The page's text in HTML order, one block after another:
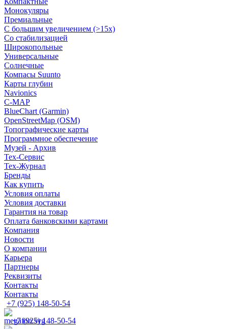
Монокуляры
Премиальные
С большим увеличением (>15x)
Со стабилизацией
Широкопольные
Универсальные
Солнечные
Компасы Suunto
Карты глубин
Navionics
C-MAP
BlueChart (Garmin)
OpenStreetMap (OSM)
Топографические карты
Программное обеспечение
Музей - Архив
Tex-Сервис
Тех-Журнал
Бренды
Как купить
Условия оплаты
Условия доставки
Гарантия на товар
Оплата банковскими картами
Компания
Новости
О компании
Карьера
Партнеры
Реквизиты
Контакты
Контакты
+7 (925) 148-50-54
+7 (925) 148-50-54